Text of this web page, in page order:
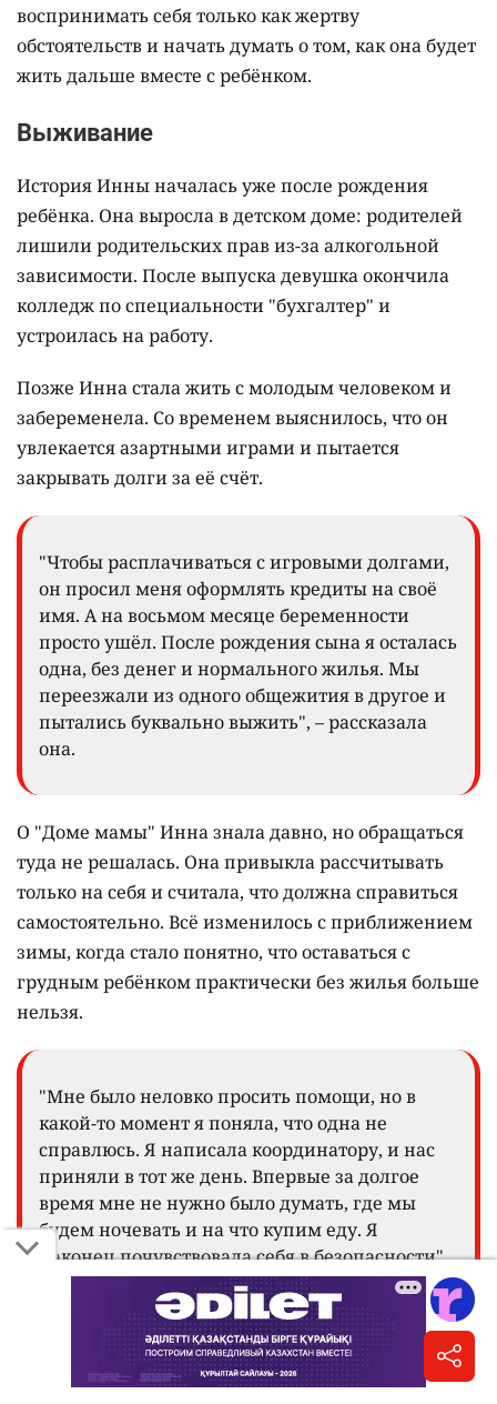
воспринимать себя только как жертву
обстоятельств и начать думать о том, как она будет
жить дальше вместе с ребёнком.
Выживание
История Инны началась уже после рождения
ребёнка. Она выросла в детском доме: родителей
лишили родительских прав из-за алкогольной
зависимости. После выпуска девушка окончила
колледж по специальности "бухгалтер" и
устроилась на работу.
Позже Инна стала жить с молодым человеком и
забеременела. Со временем выяснилось, что он
увлекается азартными играми и пытается
закрывать долги за её счёт.
"Чтобы расплачиваться с игровыми долгами,
он просил меня оформлять кредиты на своё
имя. А на восьмом месяце беременности
просто ушёл. После рождения сына я осталась
одна, без денег и нормального жилья. Мы
переезжали из одного общежития в другое и
пытались буквально выжить", – рассказала
она.
О "Доме мамы" Инна знала давно, но обращаться
туда не решалась. Она привыкла рассчитывать
только на себя и считала, что должна справиться
самостоятельно. Всё изменилось с приближением
зимы, когда стало понятно, что оставаться с
грудным ребёнком практически без жилья больше
нельзя.
"Мне было неловко просить помощи, но в
какой-то момент я поняла, что одна не
справлюсь. Я написала координатору, и нас
приняли в тот же день. Впервые за долгое
время мне не нужно было думать, где мы
будем ночевать и на что купим еду. Я
наконец почувствовала себя в безопасности",
– призналась собеседница.
В ресурсном центре Инне помогли оформить